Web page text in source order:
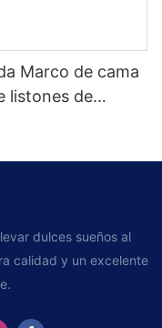
Marco de cama
listones de
dulces sueños al
calidad y un excelente